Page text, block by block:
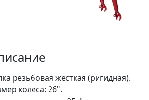
резьбовая жёсткая (ригидная).
колеса: 26".